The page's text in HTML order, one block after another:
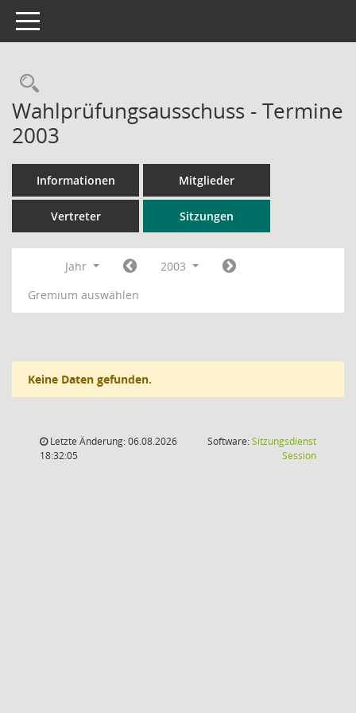
Toggle navigation
Rechercheauswahl
Wahlprüfungsausschuss - Termine
2003
Informationen Mitglieder
Vertreter Sitzungen
Jahr
2003
Gremium auswählen
Keine Daten gefunden.
Letzte Änderung: 06.08.2026
18:32:05
Software:Sitzungsdienst
Session(Wird in